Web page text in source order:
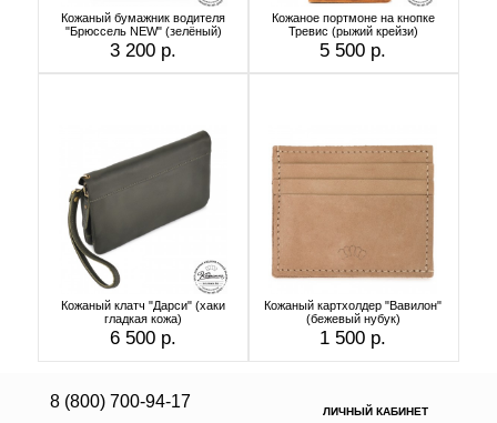
Кожаный бумажник водителя
"Брюссель NEW" (зелёный)
3 200 р.
Кожаное портмоне на кнопке
Тревис (рыжий крейзи)
5 500 р.
Кожаный клатч "Дарси" (хаки
гладкая кожа)
6 500 р.
Кожаный картхолдер "Вавилон"
(бежевый нубук)
1 500 р.
8 (800) 700-94-17
ЛИЧНЫЙ КАБИНЕТ